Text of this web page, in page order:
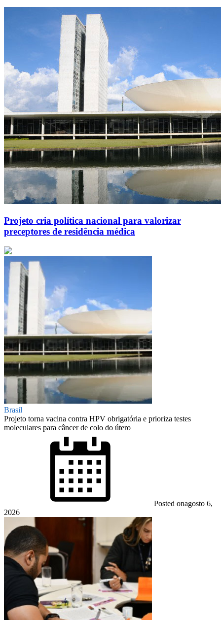
Projeto cria política nacional para valorizar
preceptores de residência médica
Brasil
Projeto torna vacina contra HPV obrigatória e prioriza testes
moleculares para câncer de colo do útero
Posted onagosto 6,
2026